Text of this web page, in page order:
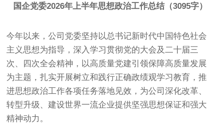
国企党委2026年上半年思想政治工作总结（3095字）
今年以来，公司党委坚持以总书记新时代中国特色社会
主义思想为指导，深入学习贯彻党的大会及二十届三
次、四次全会精神，以高质量党建引领保障高质量发展
为主题，扎实开展树立和践行正确政绩观学习教育，推
进思想政治工作各项任务落地见效，为公司深化改革、
转型升级、建设世界一流企业提供坚强思想保证和强大
精神动力。